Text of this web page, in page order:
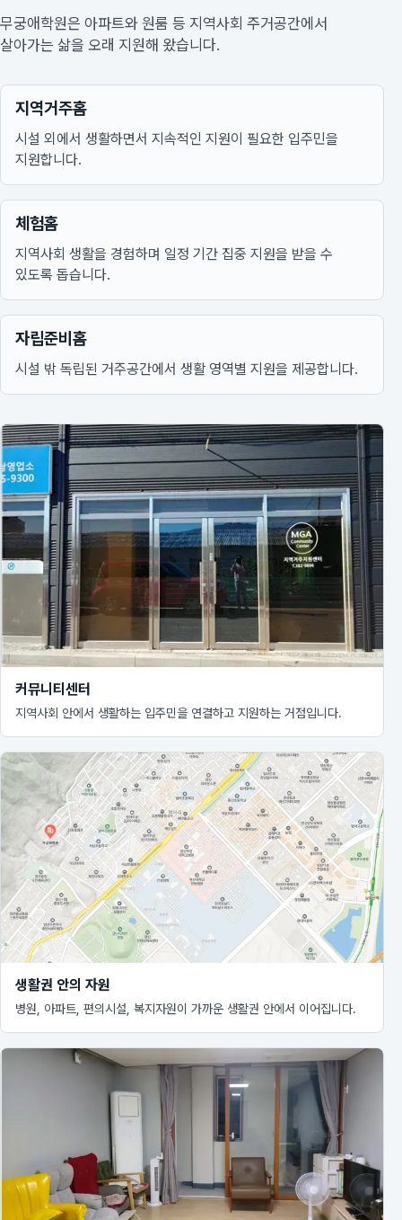
무궁애학원은 아파트와 원룸 등 지역사회 주거공간에서
살아가는 삶을 오래 지원해 왔습니다.
지역거주홈
시설 외에서 생활하면서 지속적인 지원이 필요한 입주민을
지원합니다.
체험홈
지역사회 생활을 경험하며 일정 기간 집중 지원을 받을 수
있도록 돕습니다.
자립준비홈
시설 밖 독립된 거주공간에서 생활 영역별 지원을 제공합니다.
커뮤니티센터
지역사회 안에서 생활하는 입주민을 연결하고 지원하는 거점입니다.
생활권 안의 자원
병원, 아파트, 편의시설, 복지자원이 가까운 생활권 안에서 이어집니다.